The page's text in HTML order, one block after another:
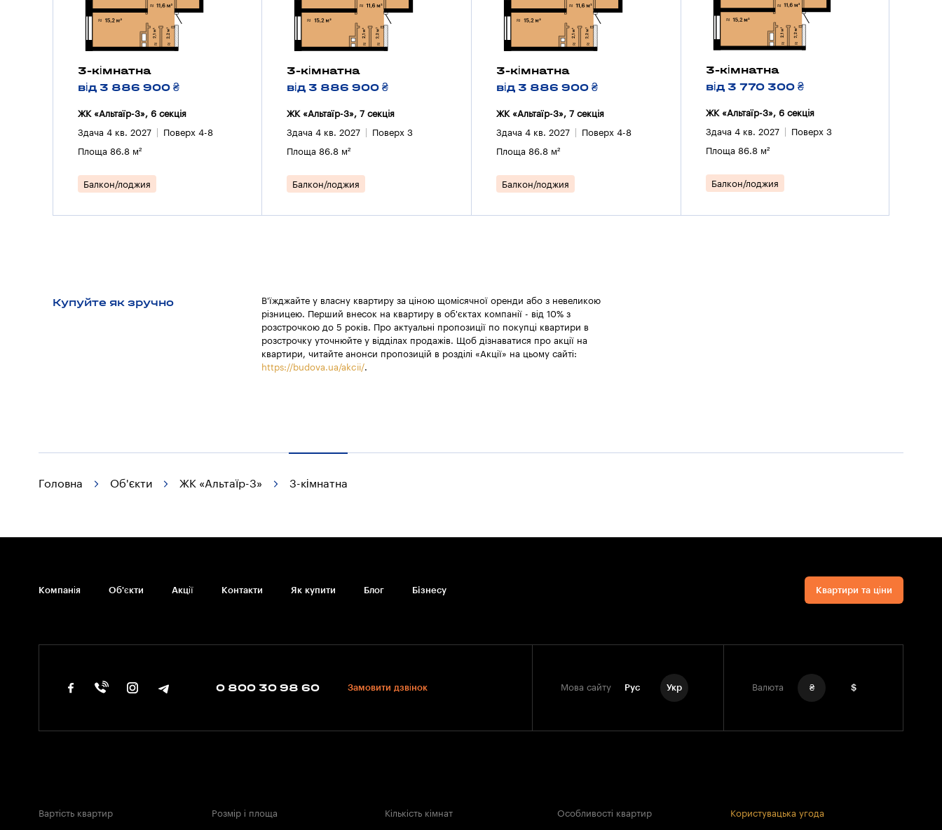
3-кімнатна
від 3 886 900 ₴
ЖК «Альтаїр-3», 6 секцiя
Здача 4 кв. 2027 Поверх 4-8
Площа 86.8 м²
Балкон/лоджия
3-кімнатна
від 3 886 900 ₴
ЖК «Альтаїр-3», 7 секцiя
Здача 4 кв. 2027 Поверх 3
Площа 86.8 м²
Балкон/лоджия
3-кімнатна
від 3 886 900 ₴
ЖК «Альтаїр-3», 7 секцiя
Здача 4 кв. 2027 Поверх 4-8
Площа 86.8 м²
Балкон/лоджия
3-кімнатна
від 3 770 300 ₴
ЖК «Альтаїр-3», 6 секцiя
Здача 4 кв. 2027 Поверх 3
Площа 86.8 м²
Балкон/лоджия
Купуйте як зручно
В'їжджайте у власну квартиру за ціною щомісячної оренди або з невеликою
різницею. Перший внесок на квартиру в об'єктах компанії - від 10% з
розстрочкою до 5 років. Про актуальні пропозиції по покупці квартири в
розстрочку уточнюйте у відділах продажів. Щоб дізнаватися про акції на
квартири, читайте анонси пропозицій в розділі «Акції» на цьому сайті:
https://budova.ua/akcii/.
Головна Об'єкти ЖК «Альтаїр-3» 3-кімнатна
Компанія Об'єкти Акції Контакти Як купити Блог Бiзнесу Квартири та ціни
0 800 30 98 60 Замовити дзвінок Мова сайту Рус Укр Валюта ₴ $
Вартість квартир Розмір і площа Кількість кімнат Особливості квартир Користувацька угода